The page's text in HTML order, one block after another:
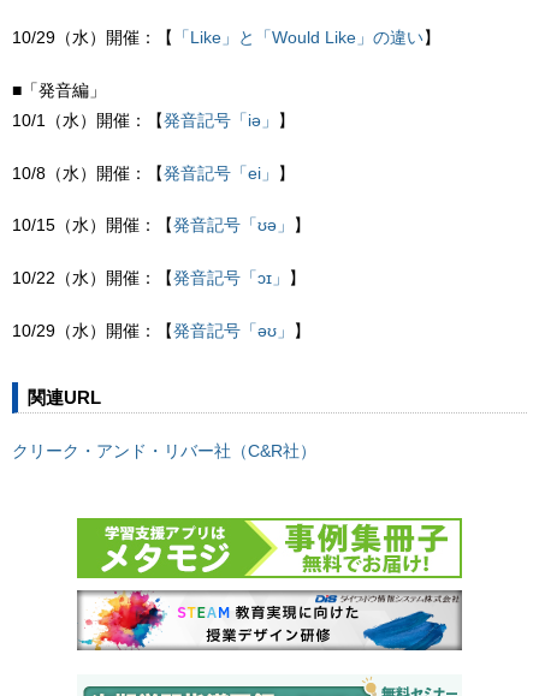
10/29（水）開催：【 「Like」と「Would Like」の違い】
■「発音編」
10/1（水）開催：【発音記号「iə」 】
10/8（水）開催：【発音記号「ei」 】
10/15（水）開催：【発音記号「ʊə」 】
10/22（水）開催：【発音記号「ɔɪ」 】
10/29（水）開催：【発音記号「əʊ」 】
関連URL
クリーク・アンド・リバー社（C&R社）